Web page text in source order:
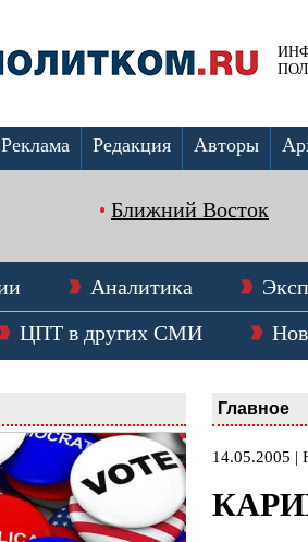
Реклама Редакция Авторы
Ближний Восток
Аналитика
ЦПТ в других СМИ
Главное
14.05.2005 |